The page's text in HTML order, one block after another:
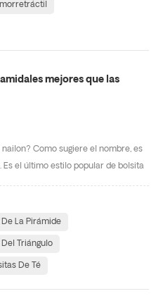
mejores que las
Como sugiere el nombre, es
el último estilo popular de bolsita
a cada vez más
triangulares, y su mercado es cada
La Pirámide
Triángulo
De Té